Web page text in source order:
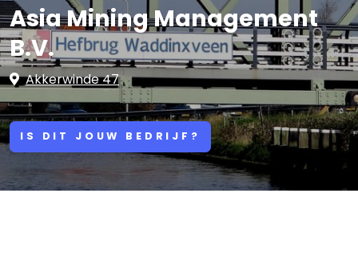
Asia Mining Management
B.V.
Akkerwinde 47
IS DIT JOUW BEDRIJF?